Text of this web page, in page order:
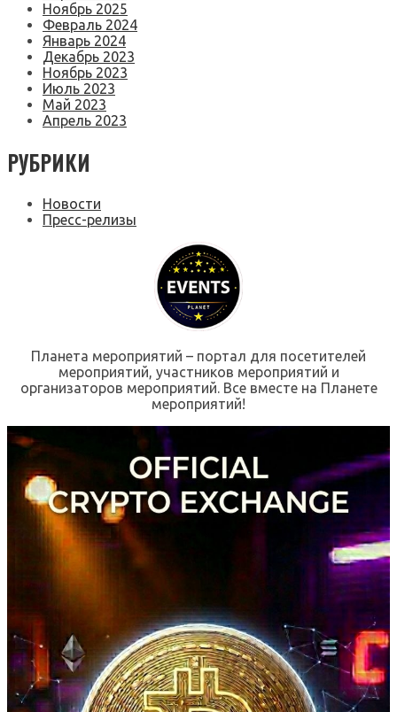
Ноябрь 2025
Февраль 2024
Январь 2024
Декабрь 2023
Ноябрь 2023
Июль 2023
Май 2023
Апрель 2023
РУБРИКИ
Новости
Пресс-релизы
Планета мероприятий – портал для посетителей
мероприятий, участников мероприятий и
организаторов мероприятий. Все вместе на Планете
мероприятий!